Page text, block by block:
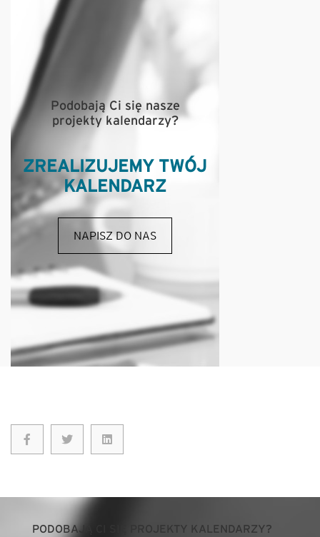
Podobają Ci się nasze
projekty kalendarzy?
ZREALIZUJEMY TWÓJ
KALENDARZ
NAPISZ DO NAS
PODOBAJĄ CI SIĘ PROJEKTY KALENDARZY?